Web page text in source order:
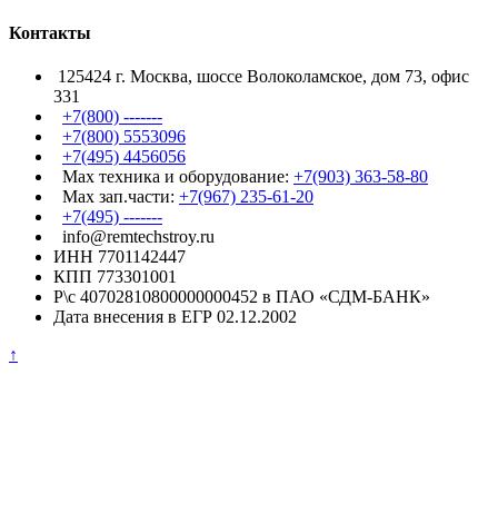
Контакты
125424 г. Москва, шоссе Волоколамское, дом 73, офис
331
+7(800) -------
+7(800) 5553096
+7(495) 4456056
Max техника и оборудование: +7(903) 363-58-80
Max зап.части: +7(967) 235-61-20
+7(495) -------
info@remtechstroy.ru
ИНН 7701142447
КПП 773301001
Р\с 40702810800000000452 в ПАО «СДМ-БАНК»
Дата внесения в ЕГР 02.12.2002
↑